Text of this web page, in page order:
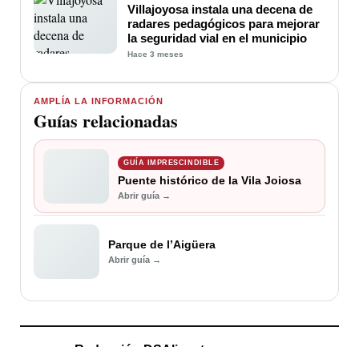
AMPLÍA LA INFORMACIÓN
Guías relacionadas
GUÍA IMPRESCINDIBLE
Puente histórico de la Vila Joiosa
Abrir guía →
Parque de l’Aigüera
Abrir guía →
Villajoyosa instala una decena de
radares pedagógicos para mejorar
la seguridad vial en el municipio
Hace 3 meses